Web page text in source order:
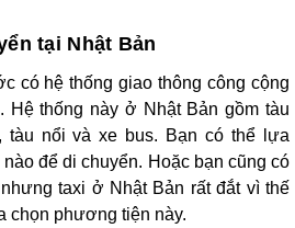
tại Nhật Bản
có hệ thống giao thông công cộng
Hệ thống này ở Nhật Bản gồm tàu
tàu nổi và xe bus. Bạn có thể lựa
để di chuyển. Hoặc bạn cũng có
taxi ở Nhật Bản rất đắt vì thế
chọn phương tiện này.